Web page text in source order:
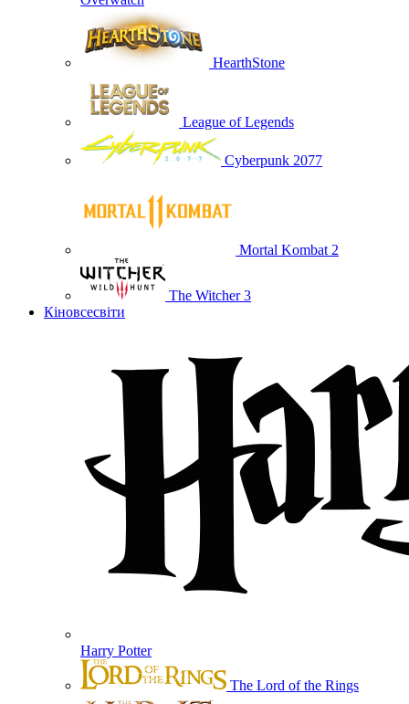
HearthStone
League of Legends
Cyberpunk 2077
Mortal Kombat 2
The Witcher 3
Кіновсесвіти
Harry Potter
The Lord of the Rings